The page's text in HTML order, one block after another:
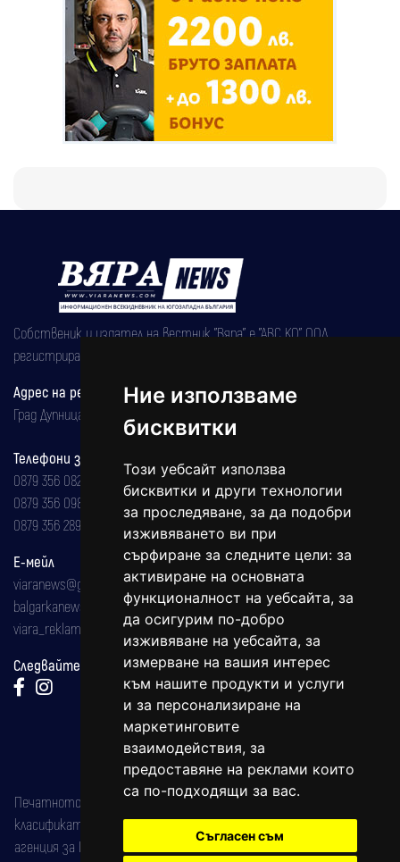
Ние използваме
бисквитки
Този уебсайт използва
бисквитки и други технологии
за проследяване, за да подобри
изживяването ви при
сърфиране за следните цели: за
активиране на основната
функционалност на уебсайта, за
да осигурим по-добро
изживяване на уебсайта, за
измерване на вашия интерес
към нашите продукти и услуги
и за персонализиране на
маркетинговите
взаимодействия, за
предоставяне на реклами които
са по-подходящи за вас.
Съгласен съм
Собственик и издател на вестник "Вяра" е "АВС КО" ООД,
регистрирана на 08.05.2002 година.
Адрес на редакцията
Град Дупница, ул.''Христо Ботев" 43
Телефони за реклама и абонаменти
0879 356 082
0879 356 098
0879 356 289
Е-мейл
viaranews@gmail.com
balgarkanews@gmail.com
viara_reklama@mail.bg
Следвайте ни:
Печатното издание на вестника е регистрирано в националния
класификатор на печатните издания (Българска национална
агенция за ISSN) под номер: ISSN 1312-4722.